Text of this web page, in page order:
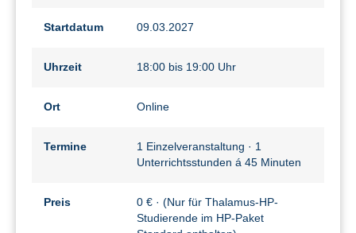
Startdatum 09.03.2027
Uhrzeit 18:00 bis 19:00 Uhr
Ort Online
Termine
1 Einzelveranstaltung · 1
Unterrichtsstunden á 45 Minuten
Preis
0 € · (Nur für Thalamus-HP-
Studierende im HP-Paket